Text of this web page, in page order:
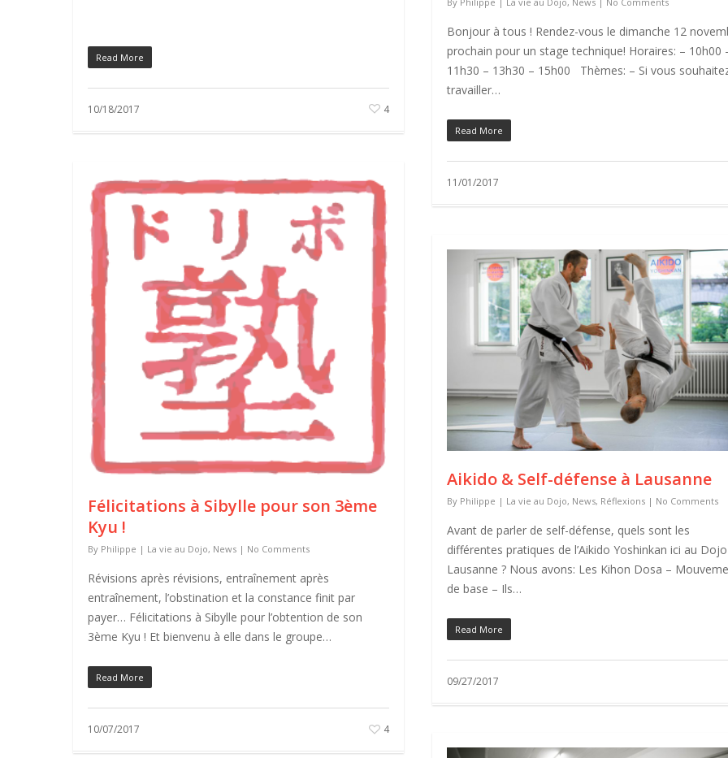
Bonjour à tous ! Rendez-vous le dimanche 12
prochain pour un stage technique! Horaires: – 10h00
11h30 – 13h30 – 15h00 Thèmes: – Si vous
travailler…
Read More
11/01/2017
Read More
10/18/2017 4
Félicitations à Sibylle pour son 3ème
Kyu !
By Philippe | La vie au Dojo, News | No Comments
Révisions après révisions, entraînement après
entraînement, l’obstination et la constance finit par
payer… Félicitations à Sibylle pour l’obtention de son
3ème Kyu ! Et bienvenu à elle dans le groupe…
Read More
10/07/2017 4
Aikido & Self-défense à Lausanne
By Philippe | La vie au Dojo, News, Réflexions | No Comments
Avant de parler de self-défense, quels sont les
différentes pratiques de l’Aikido Yoshinkan ici au
Lausanne ? Nous avons: Les Kihon Dosa –
de base – Ils…
Read More
09/27/2017